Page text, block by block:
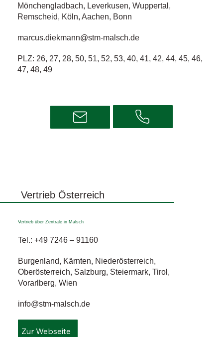
Mönchengladbach, Leverkusen, Wuppertal,
Remscheid, Köln, Aachen, Bonn
marcus.diekmann@stm-malsch.de
PLZ: 26, 27, 28, 50, 51, 52, 53, 40, 41, 42, 44, 45, 46,
47, 48, 49
Vertrieb Österreich
Vertrieb über Zentrale in Malsch
Tel.: +49 7246 –91160
Burgenland, Kärnten, Niederösterreich,
Oberösterreich, Salzburg, Steiermark, Tirol,
Vorarlberg, Wien
info@stm-malsch.de
Zur Webseite